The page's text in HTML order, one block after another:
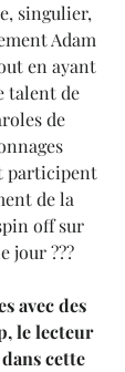
singulier,
Adam
en ayant
talent de
de
participent
de la
off sur
jour ???
avec des
le lecteur
cette